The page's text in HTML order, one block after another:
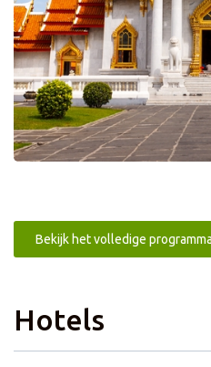
Bekijk het volledige programma
Hotels